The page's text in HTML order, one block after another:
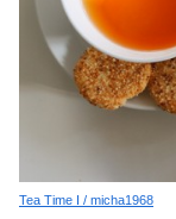
Tea Time I / micha1968